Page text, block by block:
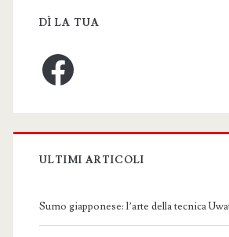
DÌ LA TUA
Facebook
ULTIMI ARTICOLI
Sumo giapponese: l’arte della tecnica